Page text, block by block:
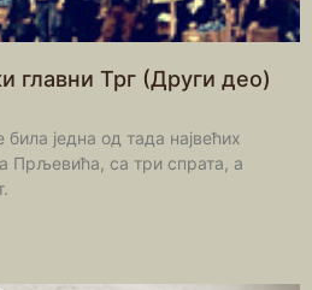
главни Трг (Други део)
једна од тада највећих
Прљевића, са три спрата, а